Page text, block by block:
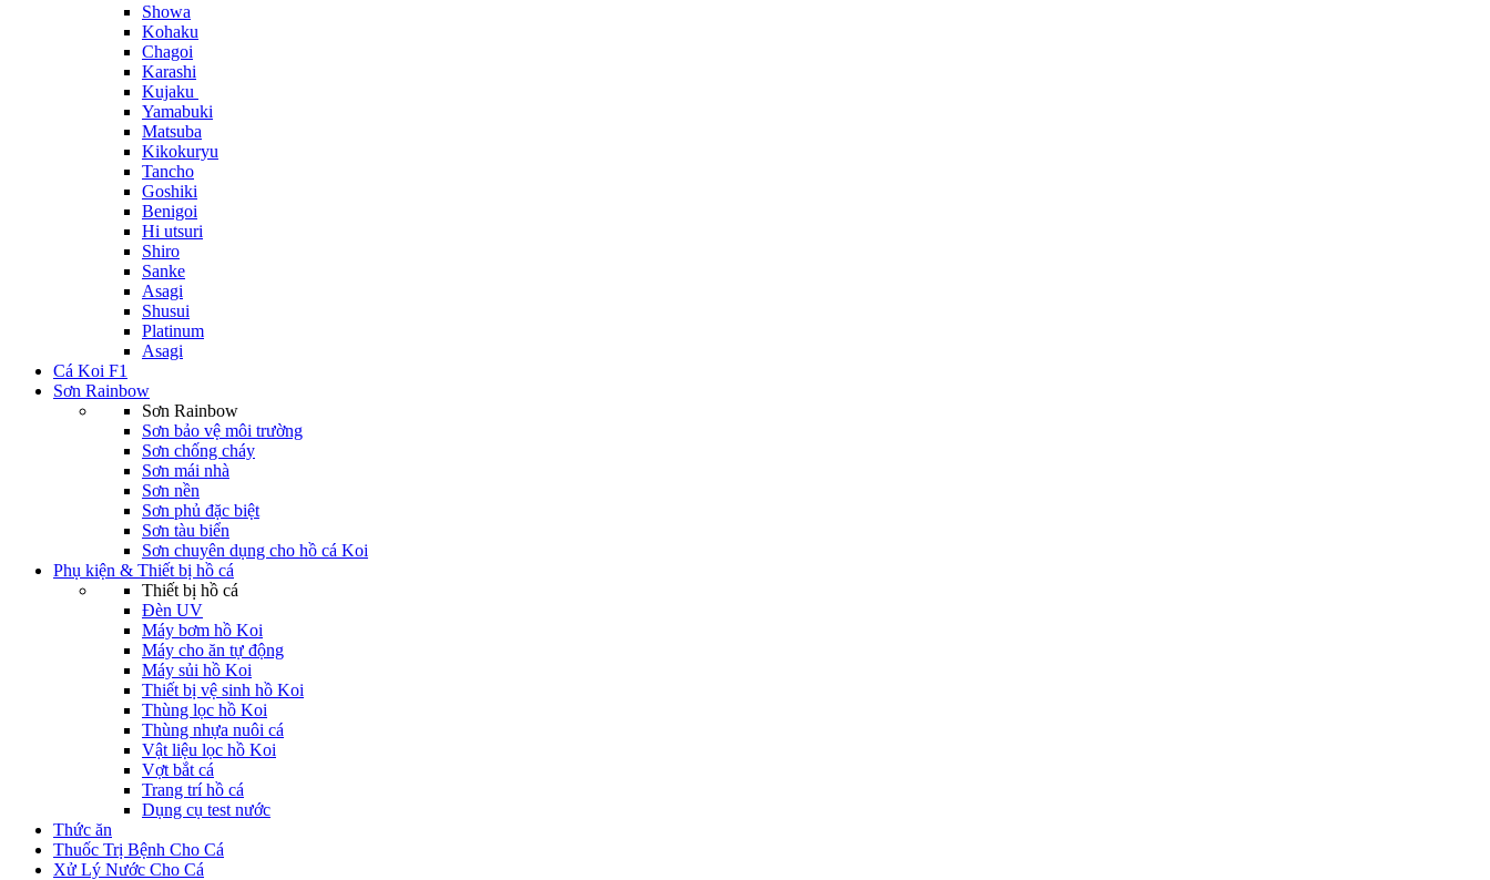
Showa
Kohaku
Chagoi
Karashi
Kujaku
Yamabuki
Matsuba
Kikokuryu
Tancho
Goshiki
Benigoi
Hi utsuri
Shiro
Sanke
Asagi
Shusui
Platinum
Asagi
Cá Koi F1
Sơn Rainbow
Sơn Rainbow
Sơn bảo vệ môi trường
Sơn chống cháy
Sơn mái nhà
Sơn nền
Sơn phủ đặc biệt
Sơn tàu biển
Sơn chuyên dụng cho hồ cá Koi
Phụ kiện & Thiết bị hồ cá
Thiết bị hồ cá
Đèn UV
Máy bơm hồ Koi
Máy cho ăn tự động
Máy sủi hồ Koi
Thiết bị vệ sinh hồ Koi
Thùng lọc hồ Koi
Thùng nhựa nuôi cá
Vật liệu lọc hồ Koi
Vợt bắt cá
Trang trí hồ cá
Dụng cụ test nước
Thức ăn
Thuốc Trị Bệnh Cho Cá
Xử Lý Nước Cho Cá